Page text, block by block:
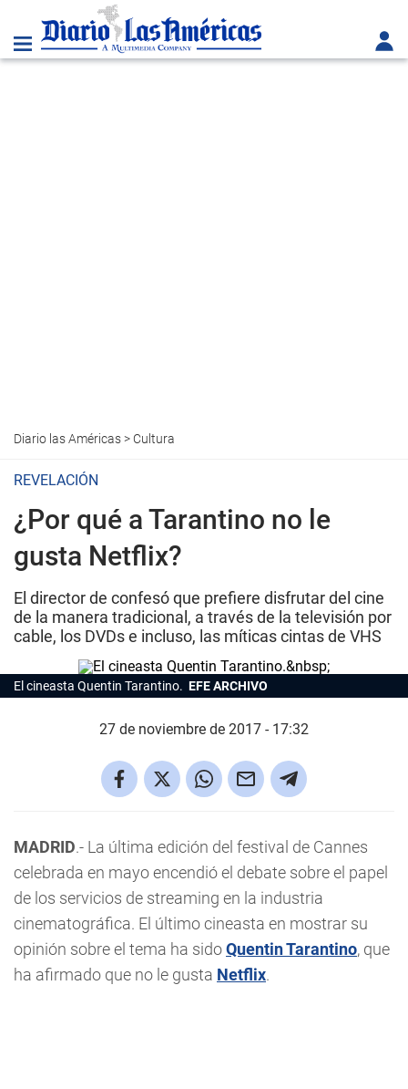
Diario las Américas> Cultura
REVELACIÓN
¿Por qué a Tarantino no le
gusta Netflix?
El director de confesó que prefiere disfrutar del cine
de la manera tradicional, a través de la televisión por
cable, los DVDs e incluso, las míticas cintas de VHS
El cineasta Quentin Tarantino. EFE ARCHIVO
27 de noviembre de 2017 - 17:32
MADRID.- La última edición del festival de Cannes
celebrada en mayo encendió el debate sobre el papel
de los servicios de streaming en la industria
cinematográfica. El último cineasta en mostrar su
opinión sobre el tema ha sidoQuentin Tarantino, que
ha afirmado que no le gusta Netflix.